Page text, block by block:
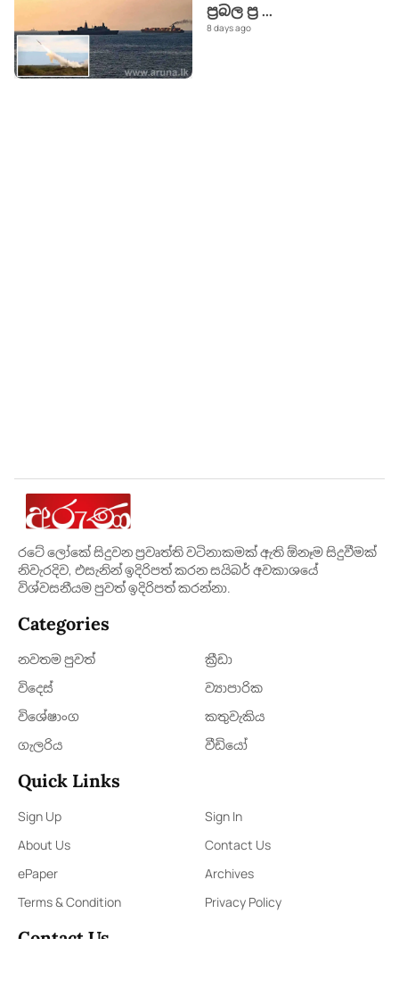
ප්‍රබල ප්‍ර ...
8 days ago
රටේ ලෝකේ සිදුවන ප්‍රවෘත්ති වටිනාකමක් ඇති ඕනෑම සිදුවීමක්
නිවැරදිව, එසැනින් ඉදිරිපත් කරන සයිබර් අවකාශයේ
විශ්වසනීයම පුවත් ඉදිරිපත් කරන්නා.
Categories
නවතම පුවත්
ක්‍රී​ඩා
විදෙස්
ව්‍යාපාරික
විශේෂාංග
කතුවැකිය
ගැලරිය
වීඩියෝ
Quick Links
Sign Up
Sign In
About Us
Contact Us
ePaper
Archives
Terms & Condition
Privacy Policy
Contact Us